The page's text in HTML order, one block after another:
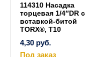
114310 Насадка
торцевая 1/4″DR с
вставкой-битой
TORX®, T10
4,30 руб.
Под заказ